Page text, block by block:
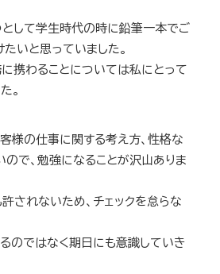
して学生時代の時に鉛筆一本でご
いと思っていました。
携わることについては私にとって
。
様の仕事に関する考え方、性格な
で、勉強になることが沢山ありま
されないため、チェックを怠らな
のではなく期日にも意識していき